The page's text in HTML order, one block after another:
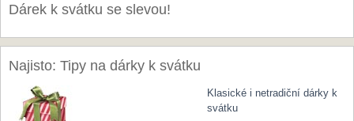
Dárek k svátku se slevou!
Najisto: Tipy na dárky k svátku
Klasické i netradiční dárky k
svátku